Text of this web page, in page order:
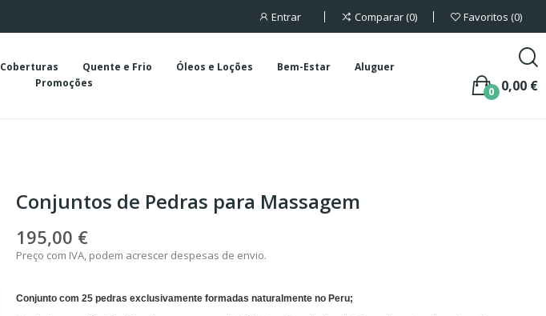
Entrar Comparar 0 Favoritos 0
Coberturas Quente e Frio Óleos e Loções Bem-Estar
Aluguer
Promoções
0,00 €
0
Conjuntos de Pedras para Massagem
195,00 €
Preço com IVA, podem acrescer despesas de envio.
Conjunto com 25 pedras exclusivamente formadas naturalmente no Peru;